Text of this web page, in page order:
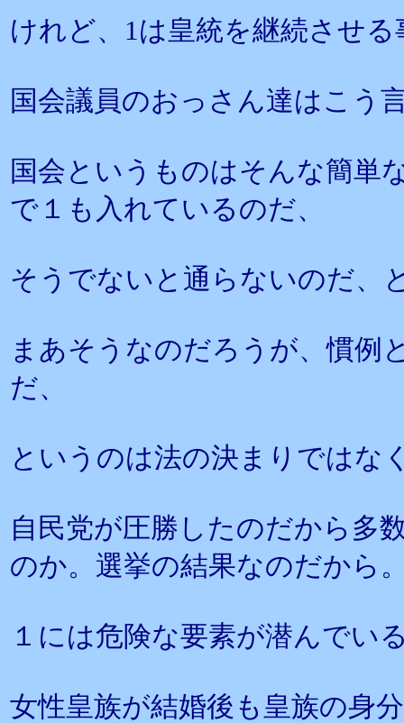
けれど、1は皇統を継続させ
国会議員のおっさん達はこう
国会というものはそんな簡単
で１も入れているのだ、
そうでないと通らないのだ、
まあそうなのだろうが、慣例
だ、
というのは法の決まりではな
自民党が圧勝したのだから多
のか。選挙の結果なのだから
１には危険な要素が潜んでい
女性皇族が結婚後も皇族の身